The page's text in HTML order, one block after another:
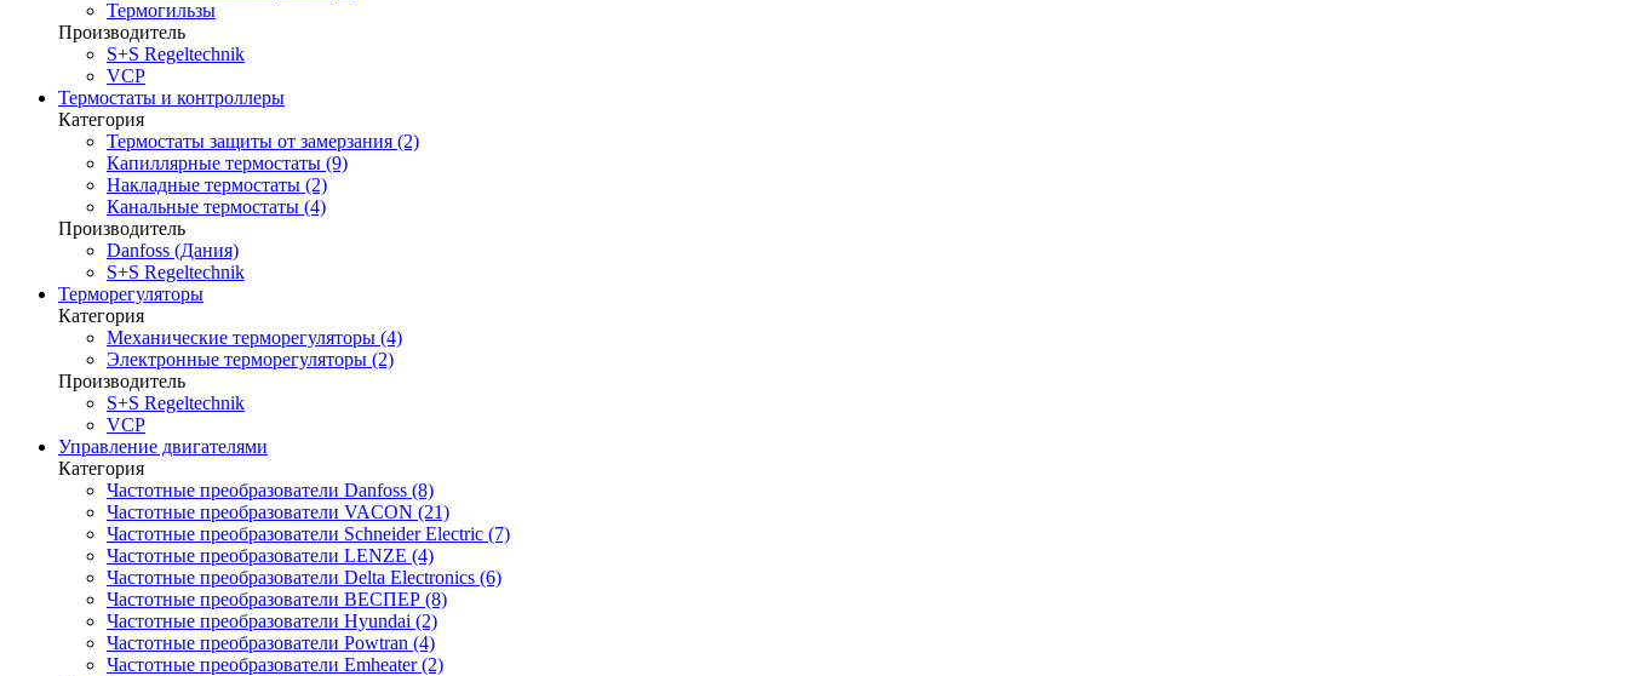
Термогильзы
Производитель
S+S Regeltechnik
VCP
Термостаты и контроллеры
Категория
Термостаты защиты от замерзания (2)
Капиллярные термостаты (9)
Накладные термостаты (2)
Канальные термостаты (4)
Производитель
Danfoss (Дания)
S+S Regeltechnik
Терморегуляторы
Категория
Механические терморегуляторы (4)
Электронные терморегуляторы (2)
Производитель
S+S Regeltechnik
VCP
Управление двигателями
Категория
Частотные преобразователи Danfoss (8)
Частотные преобразователи VACON (21)
Частотные преобразователи Schneider Electric (7)
Частотные преобразователи LENZE (4)
Частотные преобразователи Delta Electronics (6)
Частотные преобразователи ВЕСПЕР (8)
Частотные преобразователи Hyundai (2)
Частотные преобразователи Powtran (4)
Частотные преобразователи Emheater (2)